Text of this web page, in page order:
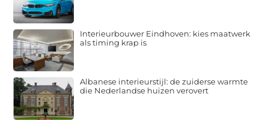
Interieurbouwer Eindhoven: kies maatwerk
als timing krap is
Albanese interieurstijl: de zuiderse warmte
die Nederlandse huizen verovert